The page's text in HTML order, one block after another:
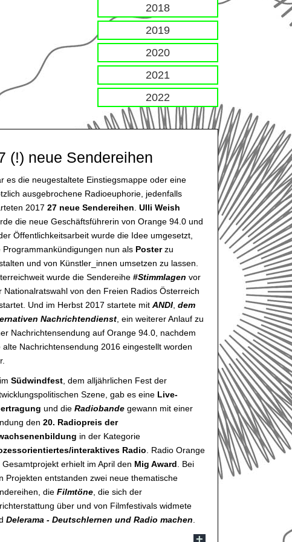
2018
2019
2020
2021
2022
(!) neue Sendereihen
es die neugestaltete Einstiegsmappe oder eine
ausgebrochene Radioeuphorie, jedenfalls
2017 27 neue Sendereihen Ulli Weish
die neue Geschäftsführerin von Orange 94.0 und
Öffentlichkeitsarbeit wurde die Idee umgesetzt,
Programmankündigungen nun als Posterzu
und von Künstler_innen umsetzen zu lassen.
wurde die Sendereihe #Stimmlagen vor
Nationalratswahl von den Freien Radios Österreich
Und im Herbst 2017 startete mit ANDI dem
Nachrichtendienst , ein weiterer Anlauf zu
Nachrichtensendung auf Orange 94.0, nachdem
alte Nachrichtensendung 2016 eingestellt worden
Südwindfest , dem alljährlichen Fest der
Szene, gab es eine Live-
und die Radiobande gewann mit einer
den 20. Radiopreis der
in der Kategorie
interaktives Radio . Radio Orange
Gesamtprojekt erhielt im April den Mig Award . Bei
Projekten entstanden zwei neue thematische
die Filmtöne , die sich der
über und von Filmfestivals widmete
Delerama - Deutschlernen und Radio machen